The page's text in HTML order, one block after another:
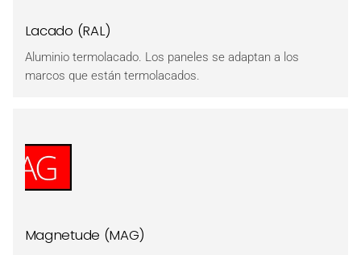
Lacado (RAL)
Aluminio termolacado. Los paneles se adaptan a los
marcos que están termolacados.
Magnetude (MAG)